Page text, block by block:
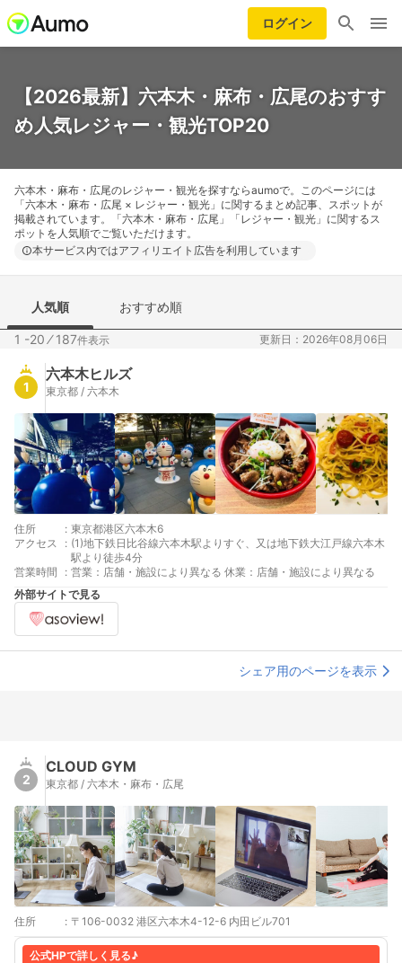
ログイン
【2026最新】六本木・麻布・広尾のおすす
め人気レジャー・観光TOP20
六本木・麻布・広尾のレジャー・観光を探すならaumoで。このページには
「六本木・麻布・広尾 × レジャー・観光」に関するまとめ記事、スポットが
掲載されています。「六本木・麻布・広尾」「レジャー・観光」に関するス
ポットを人気順でご覧いただけます。
本サービス内ではアフィリエイト広告を利用しています
人気順 おすすめ順
1 -20 ⁄187件表示 更新日：2026年08月06日
1
六本木ヒルズ
東京都 / 六本木
住所 : 東京都港区六本木6
アクセス
: (1)地下鉄日比谷線六本木駅よりすぐ、又は地下鉄大江戸線六本木
駅より徒歩4分
営業時間
: 営業：店舗・施設により異なる 休業：店舗・施設により異なる
外部サイトで見る
シェア用のページを表示
2
CLOUD GYM
東京都 / 六本木・麻布・広尾
住所 : 〒106-0032 港区六本木4-12-6 内田ビル701
公式HPで詳しく見る♪